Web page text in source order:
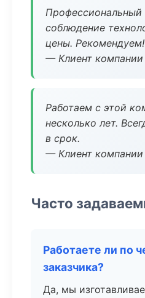
Профессиональный
соблюдение
цены. Рекомендуем!
— Клиент компании
Работаем с этой
несколько лет.
в срок.
— Клиент компании
Часто
Работаете ли по
заказчика?
Да, мы